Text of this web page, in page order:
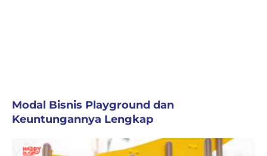
Modal Bisnis Playground dan
Keuntungannya Lengkap